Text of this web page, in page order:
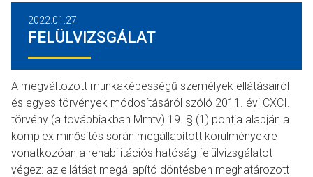
2022.01.27.
FELÜLVIZSGÁLAT
A megváltozott munkaképességű személyek ellátásairól
és egyes törvények módosításáról szóló 2011. évi CXCI.
törvény (a továbbiakban Mmtv) 19. § (1) pontja alapján a
komplex minősítés során megállapított körülményekre
vonatkozóan a rehabilitációs hatóság felülvizsgálatot
végez: az ellátást megállapító döntésben meghatározott